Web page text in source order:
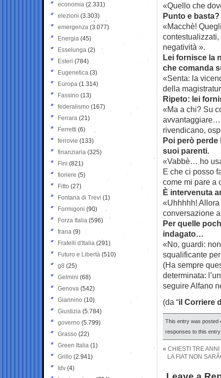
«Quello che
Punto e
«Macchè!
negatività ».
Lei fornisce la
che comanda
«Senta: la
della
Ripeto: lei
«Ma a chi? Su
avvantaggiare…
rivendicano,
Poi però perde
suoi parenti.
«Vabbè… ho
E che ci posso
come mi pare a
È intervenuta
«Uhhhhh!
conversazione
Per quelle
indagato…
«No, guardi:
squalificante
(Ha sempre
determinata:
seguire Alfano
(da “il Corriere
This entry was posted
responses to this
« CHIESTI TRE
LA FIAT NON
economia (2.331)
elezioni (3.303)
emergenza (3.077)
Energia (45)
Esselunga (2)
Esteri (784)
Eugenetica (3)
Europa (1.314)
Fassino (13)
federalismo (167)
Ferrara (21)
Ferretti (6)
ferrovie (133)
finanziaria (325)
Fini (821)
fioriere (5)
Fitto (27)
Fontana di Trevi (1)
Formigoni (90)
Forza Italia (596)
frana (9)
Fratelli d'Italia (291)
Futuro e Libertà (510)
g8 (25)
Gelmini (68)
Genova (542)
Giannino (10)
Giustizia (5.784)
governo (5.799)
Grasso (22)
Green Italia (1)
Grillo (2.941)
Idv (4)